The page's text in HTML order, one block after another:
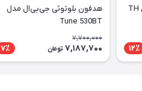
هندزفری بلوتوثی تسکو مدل TH
12٪
هدفون بلوتوثی جی‌بی‌ال مدل
Tune 530BT
7,700,000
7,187,700 تومان 7٪